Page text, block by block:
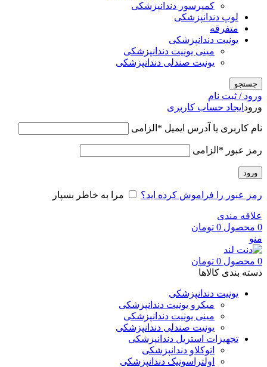
کمپرسور دندانپزشکی
لوپ دندانپزشکی
متفرقه
یونیت دندانپزشکی
مینی یونیت دندانپزشکی
یونیت صندلی دندانپزشکی
جستجو
ورود / ثبت نام
ورود ایجاد حساب کاربری
نام کاربری یا آدرس ایمیل * الزامی
رمز عبور * الزامی
ورود
رمز عبور را فراموش کرده اید؟ مرا به خاطر بسپار
علاقه مندی
0 محصول 0 تومان
منو
0 محصول 0 تومان
دسته بندی کالاها
یونیت دندانپزشکی
میکرو یونیت دندانپزشکی
مینی یونیت دندانپزشکی
یونیت صندلی دندانپزشکی
تجهیزات استریل دندانپزشکی
اتوکلاو دندانپزشکی
اولتراسونیک دندانپزشکی